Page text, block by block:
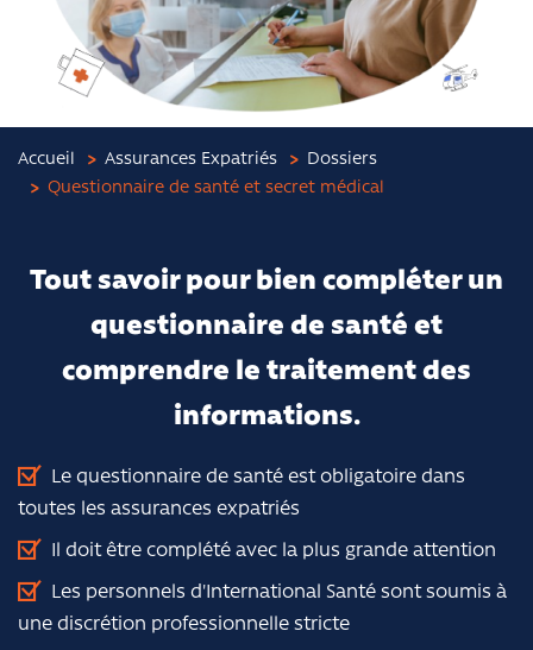
Accueil Assurances Expatriés
Dossiers
Questionnaire de santé et secret médical
Tout savoir pour bien compléter un
questionnaire de santé et
comprendre le traitement des
informations.
Le questionnaire de santé est obligatoire dans
toutes les assurances expatriés
Il doit être complété avec la plus grande attention
Les personnels d'International Santé sont soumis à
une discrétion professionnelle stricte